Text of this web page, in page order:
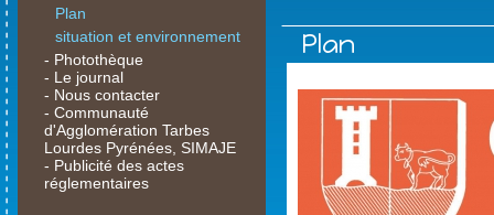
Plan
situation et environnement
- Photothèque
- Le journal
- Nous contacter
- Communauté
d'Agglomération Tarbes
Lourdes Pyrénées, SIMAJE
- Publicité des actes
réglementaires
Plan